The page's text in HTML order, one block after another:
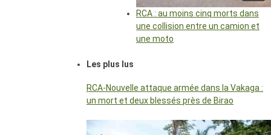
RCA : au moins cinq morts dans
une collision entre un camion et
une moto
Les plus lus
RCA-Nouvelle attaque armée dans la Vakaga :
un mort et deux blessés près de Birao